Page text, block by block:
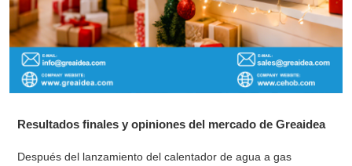
Resultados finales y opiniones del mercado de Greaidea
Después del lanzamiento del calentador de agua a gas